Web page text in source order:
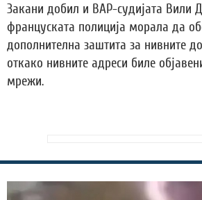
Закани добил и ВАР-судијата Вили
француската полиција морала да
дополнителна заштита за нивните
откако нивните адреси биле
мрежи.